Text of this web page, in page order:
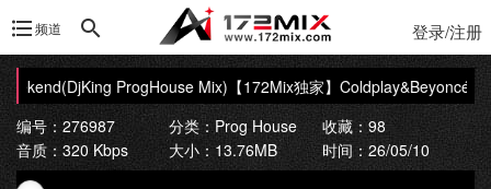
频道 登录/注册
ProgHouse Mix)【172Mix独家】Coldplay&Beyoncé -
编号：276987
分类：Prog House
收藏：98
音质：320 Kbps
大小：13.76MB 时间：26/05/10